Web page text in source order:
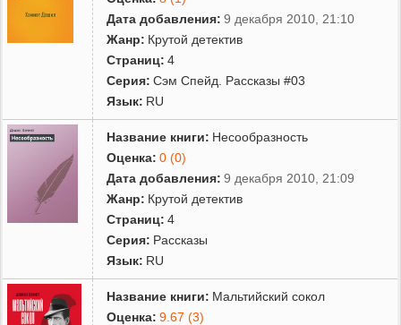
Дата добавления: 9 декабря 2010, 21:10
Жанр: Крутой детектив
Страниц: 4
Серия: Сэм Спейд. Рассказы #03
Язык: RU
Название книги: Несообразность
Оценка: 0 (0)
Дата добавления: 9 декабря 2010, 21:09
Жанр: Крутой детектив
Страниц: 4
Серия: Рассказы
Язык: RU
Название книги: Мальтийский сокол
Оценка: 9.67 (3)